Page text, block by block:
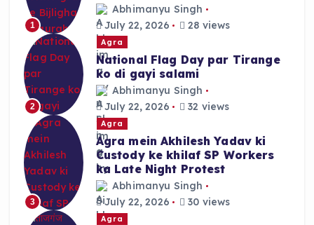
1
Abhimanyu Singh
July 22, 2026
28 views
2
Agra
National Flag Day par Tirange
ko di gayi salami
Abhimanyu Singh
July 22, 2026
32 views
3
Agra
Agra mein Akhilesh Yadav ki
Custody ke khilaf SP Workers
ka Late Night Protest
Abhimanyu Singh
July 22, 2026
30 views
Agra